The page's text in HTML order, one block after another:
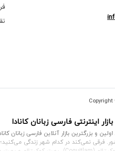
اینترنتی فارسی زبانان کانادا
اولین و بزرگترین بازار آنلاین فارسی
فرقی نمی‌کند در کدام شهر زندگی